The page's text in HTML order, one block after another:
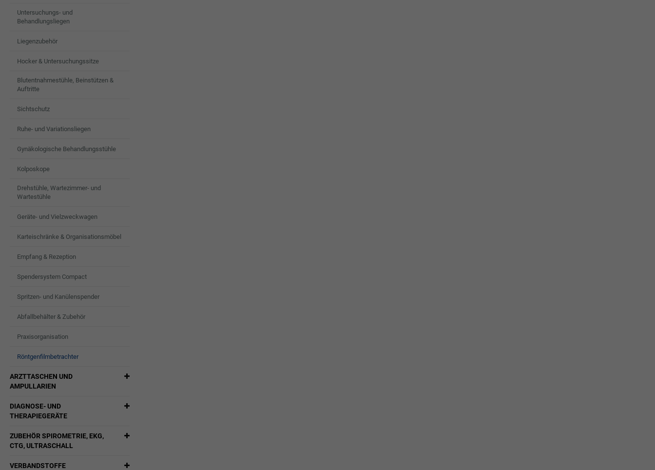
Untersuchungs- und
Behandlungsliegen
Liegenzubehör
Hocker & Untersuchungssitze
Blutentnahmestühle, Beinstützen &
Auftritte
Sichtschutz
Ruhe- und Variationsliegen
Gynäkologische Behandlungsstühle
Kolposkope
Drehstühle, Wartezimmer- und
Wartestühle
Geräte- und Vielzweckwagen
Karteischränke & Organisationsmöbel
Empfang & Rezeption
Spendersystem Compact
Spritzen- und Kanülenspender
Abfallbehälter & Zubehör
Praxisorganisation
Röntgenfilmbetrachter
ARZTTASCHEN UND
AMPULLARIEN
DIAGNOSE- UND
THERAPIEGERÄTE
ZUBEHÖR SPIROMETRIE, EKG,
CTG, ULTRASCHALL
VERBANDSTOFFE